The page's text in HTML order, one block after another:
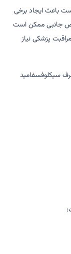
باعث ایجاد برخی
جانبی ممکن است
پزشکی نیاز
سیکلوفسفامید